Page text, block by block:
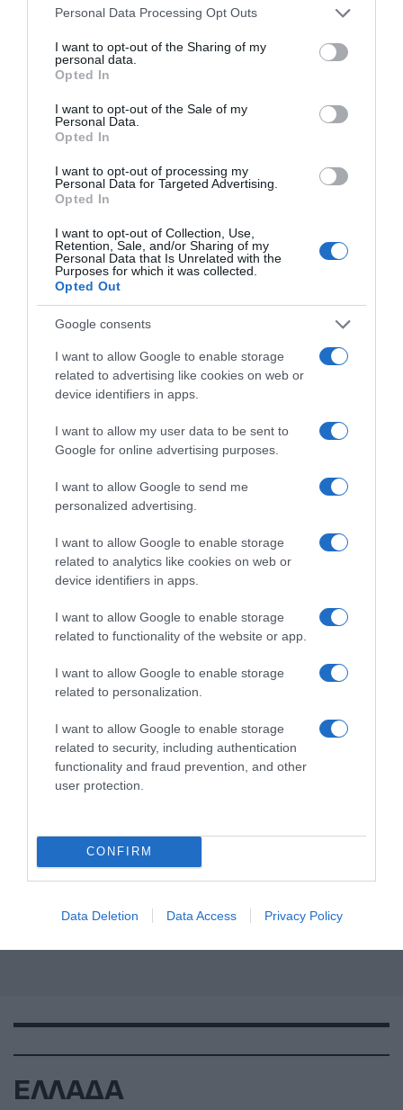
Please note that this website/app uses one or more Google
not limited to your visit or usage behaviour. You may click to
grant or deny consent to Google and its third-party tags to
use your data for below specified purposes in below Google
consent section.
Personal Data Processing Opt Outs
I want to opt-out of the Sharing of my
personal data.
Opted In
I want to opt-out of the Sale of my
Personal Data.
Opted In
I want to opt-out of processing my
Personal Data for Targeted Advertising.
Opted In
I want to opt-out of Collection, Use,
Retention, Sale, and/or Sharing of my
Personal Data that Is Unrelated with the
Purposes for which it was collected.
Opted Out
Google consents
I want to allow Google to enable storage
related to advertising like cookies on web or
device identifiers in apps.
I want to allow my user data to be sent to
Google for online advertising purposes.
I want to allow Google to send me
personalized advertising.
I want to allow Google to enable storage
related to analytics like cookies on web or
device identifiers in apps.
I want to allow Google to enable storage
related to functionality of the website or app.
I want to allow Google to enable storage
related to personalization.
I want to allow Google to enable storage
related to security, including authentication
functionality and fraud prevention, and other
user protection.
CONFIRM
Data Deletion Data Access Privacy Policy
προς την Αλγερία και μετανάστες προς την
Ευρώπη
και μάθετε πρώτοι όλες τις ειδήσεις
Share Tweet
ΔΙΑΦΗΜΙΣΗ
ΣΧΟΛΙΑ
ΕΛΛΑΔΑ